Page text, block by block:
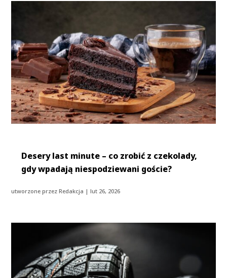
Desery last minute – co zrobić z czekolady,
gdy wpadają niespodziewani goście?
utworzone przezRedakcja |lut 26, 2026